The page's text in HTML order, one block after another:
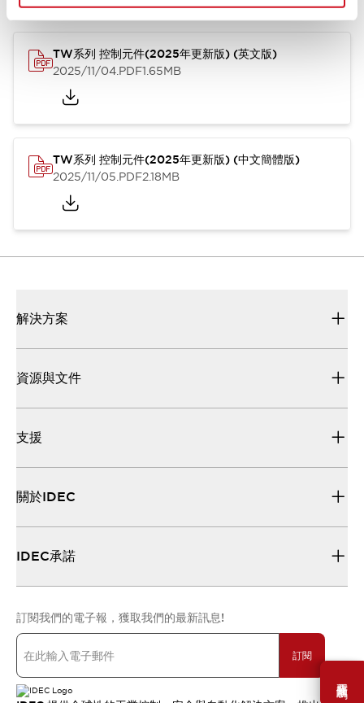
需要幫助嗎？
TW系列 控制元件(2025年更新版) (英文版)
2025/11/04.PDF1.65MB
TW系列 控制元件(2025年更新版) (中文簡體版)
2025/11/05.PDF2.18MB
解決方案
資源與文件
支援
關於IDEC
IDEC承諾
訂閱我們的電子報，獲取我們的最新訊息!
訂閱